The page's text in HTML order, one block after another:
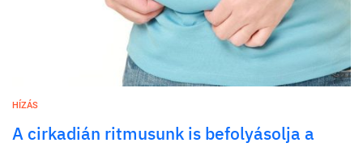
HÍZÁS
A cirkadián ritmusunk is befolyásolja a